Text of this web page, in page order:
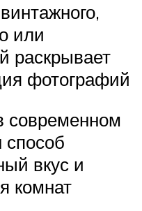
или
раскрывает
фотографий
современном
вкус и
комнат